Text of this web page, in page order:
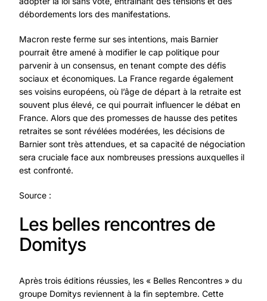
débordements lors des manifestations.
Macron reste ferme sur ses intentions, mais Barnier
pourrait être amené à modifier le cap politique pour
parvenir à un consensus, en tenant compte des défis
sociaux et économiques. La France regarde également
ses voisins européens, où l’âge de départ à la retraite est
souvent plus élevé, ce qui pourrait influencer le débat en
France. Alors que des promesses de hausse des petites
retraites se sont révélées modérées, les décisions de
Barnier sont très attendues, et sa capacité de négociation
sera cruciale face aux nombreuses pressions auxquelles il
est confronté.
Source :
Les belles rencontres de
Domitys
Après trois éditions réussies, les « Belles Rencontres » du
groupe Domitys reviennent à la fin septembre. Cette